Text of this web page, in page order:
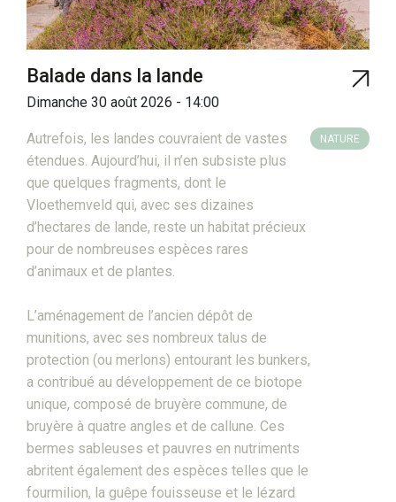
Balade dans la lande
Dimanche 30 août 2026 - 14:00
Autrefois, les landes couvraient de vastes
étendues. Aujourd’hui, il n’en subsiste plus
que quelques fragments, dont le
Vloethemveld qui, avec ses dizaines
d’hectares de lande, reste un habitat précieux
pour de nombreuses espèces rares
d’animaux et de plantes.
L’aménagement de l’ancien dépôt de
munitions, avec ses nombreux talus de
protection (ou merlons) entourant les bunkers,
a contribué au développement de ce biotope
unique, composé de bruyère commune, de
bruyère à quatre angles et de callune. Ces
bermes sableuses et pauvres en nutriments
abritent également des espèces telles que le
fourmilion, la guêpe fouisseuse et le lézard
NATURE